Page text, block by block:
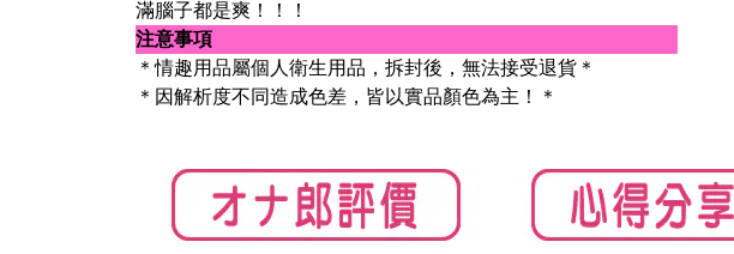
滿腦子都是爽！！！
注意事項
＊情趣用品屬個人衛生用品，拆封後，無法接受退貨＊
＊因解析度不同造成色差，皆以實品顏色為主！＊